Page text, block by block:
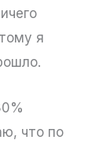
я
что по